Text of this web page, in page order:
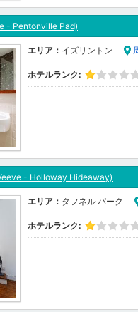
- Pentonville Pad)
エリア： イズリントン
ホテルランク:
- Holloway Hideaway)
エリア： タフネル パーク
ホテルランク: